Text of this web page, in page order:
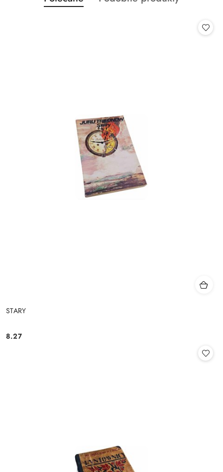
Pomiń karuzelę produktów
o
STARY
Cena:
8.27